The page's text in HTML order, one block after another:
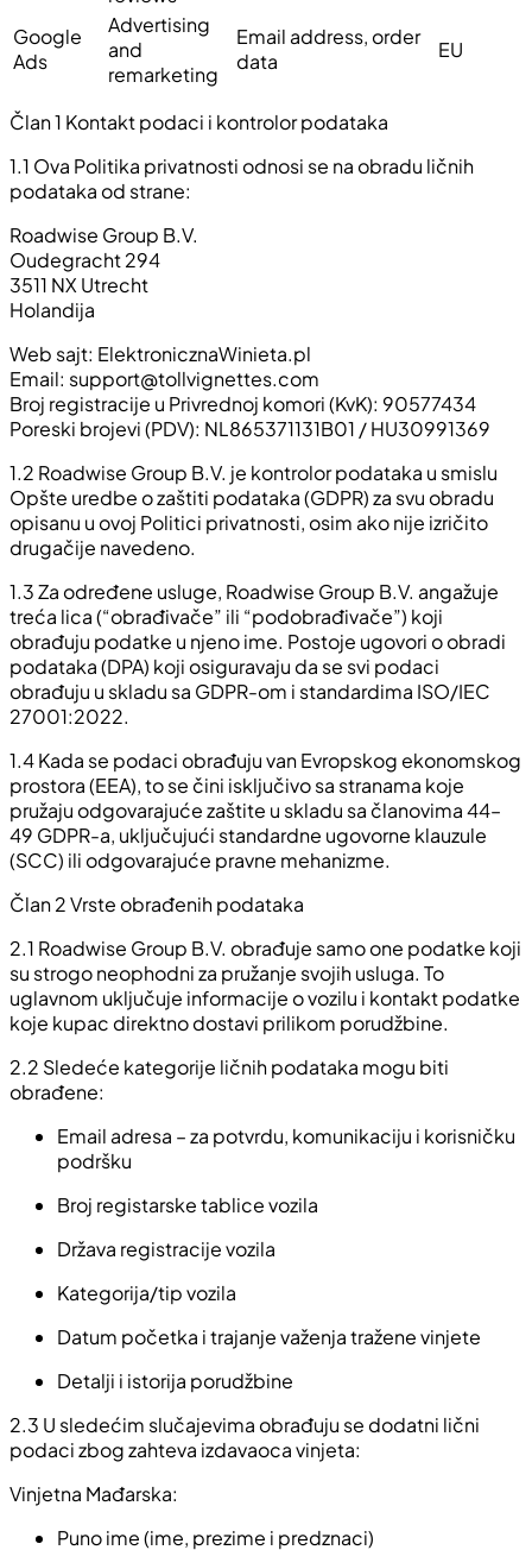
Google
Ads
Advertising
and
remarketing
Email address, order
data
EU
Član 1 Kontakt podaci i kontrolor podataka
1.1 Ova Politika privatnosti odnosi se na obradu ličnih
podataka od strane:
Roadwise Group B.V.
Oudegracht 294
3511 NX Utrecht
Holandija
Web sajt: ElektronicznaWinieta.pl
Email: support@tollvignettes.com
Broj registracije u Privrednoj komori (KvK): 90577434
Poreski brojevi (PDV): NL865371131B01 / HU30991369
1.2 Roadwise Group B.V. je kontrolor podataka u smislu
Opšte uredbe o zaštiti podataka (GDPR) za svu obradu
opisanu u ovoj Politici privatnosti, osim ako nije izričito
drugačije navedeno.
1.3Za određene usluge, Roadwise Group B.V. angažuje
treća lica (“obrađivače” ili “podobrađivače”) koji
obrađuju podatke u njeno ime. Postoje ugovori o obradi
podataka (DPA) koji osiguravaju da se svi podaci
obrađuju u skladu sa GDPR-om i standardima ISO/IEC
27001:2022.
1.4Kada se podaci obrađuju van Evropskog ekonomskog
prostora (EEA), to se čini isključivo sa stranama koje
pružaju odgovarajuće zaštite u skladu sa članovima 44–
49 GDPR-a, uključujući standardne ugovorne klauzule
(SCC) ili odgovarajuće pravne mehanizme.
Član 2 Vrste obrađenih podataka
2.1 Roadwise Group B.V. obrađuje samo one podatke koji
su strogo neophodni za pružanje svojih usluga. To
uglavnom uključuje informacije o vozilu i kontakt podatke
koje kupac direktno dostavi prilikom porudžbine.
2.2 Sledeće kategorije ličnih podataka mogu biti
obrađene:
Email adresa – za potvrdu, komunikaciju i korisničku
podršku
Broj registarske tablice vozila
Država registracije vozila
Kategorija/tip vozila
Datum početka i trajanje važenja tražene vinjete
Detalji i istorija porudžbine
2.3 U sledećim slučajevima obrađuju se dodatni lični
podaci zbog zahteva izdavaoca vinjeta:
Vinjetna Mađarska:
Puno ime (ime, prezime i predznaci)